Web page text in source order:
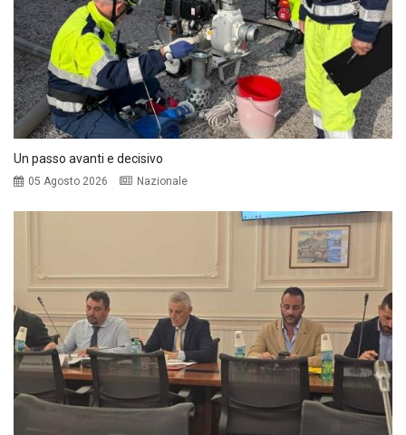
Un passo avanti e decisivo
05 Agosto 2026 Nazionale